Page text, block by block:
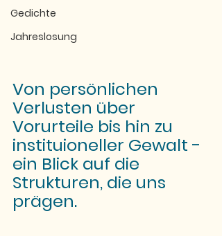
Gedichte
Jahreslosung
Von persönlichen
Verlusten über
Vorurteile bis hin zu
instituioneller Gewalt -
ein Blick auf die
Strukturen, die uns
prägen.